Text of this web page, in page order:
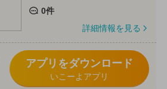
0件
詳細情報を見る
アプリをダウンロード
いこーよアプリ